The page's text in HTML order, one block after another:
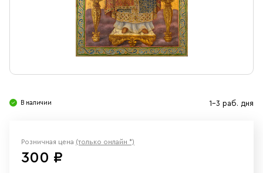
Ювелирные изделия
В наличии 1-3 раб. дня
Розничная цена (только онлайн *)
300 ₽